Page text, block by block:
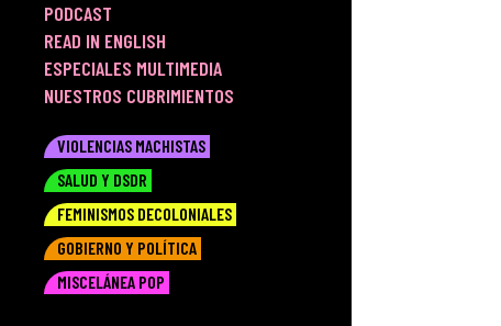
PODCAST
READ IN ENGLISH
ESPECIALES MULTIMEDIA
NUESTROS CUBRIMIENTOS
VIOLENCIAS MACHISTAS
SALUD Y DSDR
FEMINISMOS DECOLONIALES
GOBIERNO Y POLÍTICA
MISCELÁNEA POP